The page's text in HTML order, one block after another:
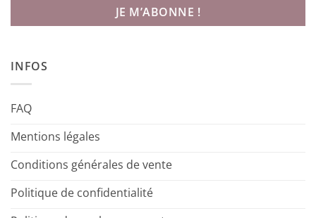
INFOS
FAQ
Mentions légales
Conditions générales de vente
Politique de confidentialité